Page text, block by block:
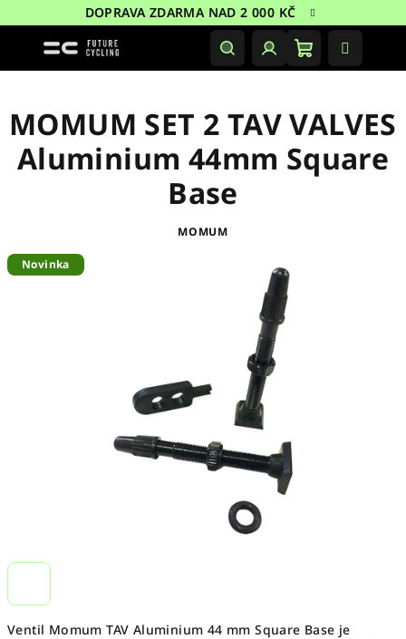
na
DOPRAVA ZDARMA NAD 2 000 KČ
HledatPřihlášeníNákupní
Ventil Momum TAV Aluminium 44 mm Square Base je
MOMUM SET 2 TAV VALVES
Aluminium 44mm Square
Base
MOMUM
Novinka